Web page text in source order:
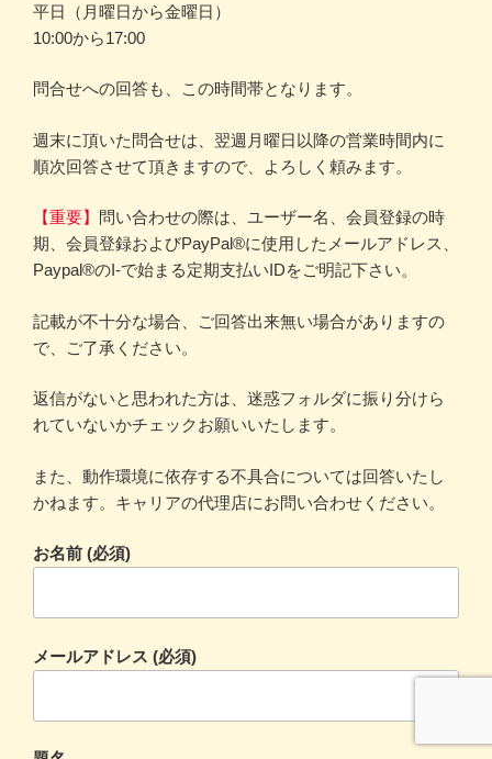
平日（月曜日から金曜日）
10:00から17:00
問合せへの回答も、この時間帯となります。
週末に頂いた問合せは、翌週月曜日以降の営業時間内に
順次回答させて頂きますので、よろしく頼みます。
【重要】 問い合わせの際は、ユーザー名、会員登録の時
期、会員登録およびPayPal®に使用したメールアドレス、
Paypal®のI-で始まる定期支払いIDをご明記下さい。
記載が不十分な場合、ご回答出来無い場合がありますの
で、ご了承ください。
返信がないと思われた方は、迷惑フォルダに振り分けら
れていないかチェックお願いいたします。
また、動作環境に依存する不具合については回答いたし
かねます。キャリアの代理店にお問い合わせください。
お名前 (必須)
メールアドレス (必須)